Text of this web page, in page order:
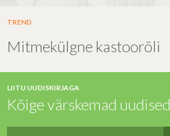
TREND
Mitmekülgne kastoorõli
LIITU UUDISKIRJAGA
Kõige värskemad uudised